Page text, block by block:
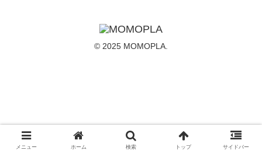
© 2025 MOMOPLA.
メニュー ホーム 検索 トップ サイドバー